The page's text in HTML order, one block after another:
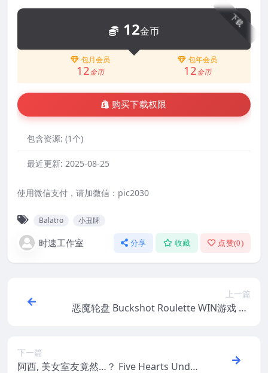
下载
12金币
包月会员
12金币
包年会员
12金币
购买下载权限
包含资源: (1个)
最近更新: 2025-08-25
使用微信支付，请加微信：pic2030
Balatro 小丑牌
时速工作室 分享 收藏 点赞(0)
上一篇
恶魔轮盘 Buckshot Roulette WIN游戏 PC
下一篇
阿西, 美女室友竟然…？ Five Hearts Under